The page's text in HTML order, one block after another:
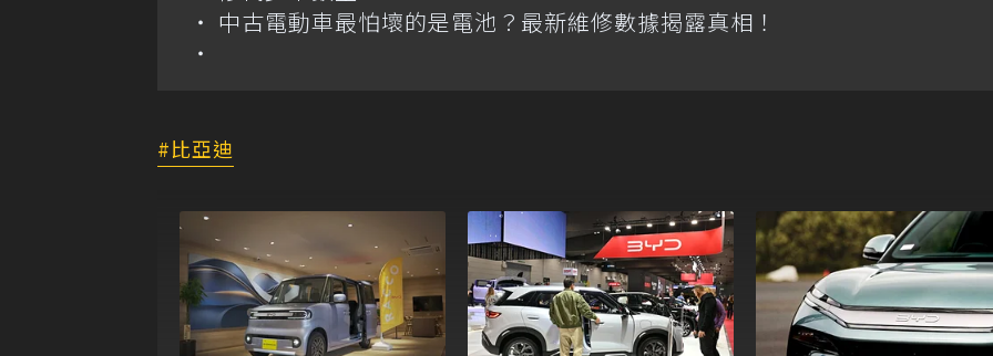
中古電動車最怕壞的是電池？最新維修數據揭露真相！
比亞迪